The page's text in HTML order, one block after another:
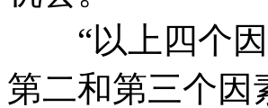
“以上四个因
第二和第三个因